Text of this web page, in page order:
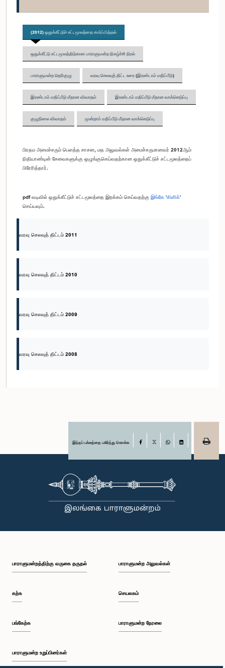
(2012) ஒதுக்கீட்டுச் சட்டமூலத்தை சமர்ப்பித்தல்
ஒதுக்கீட்டு சட்டமூலத்திற்கான பாராளுமன்ற நிகழ்ச்சி நிரல்
பாராளுமன்ற தெரிகுழு வரவு செலவுத் திட்ட உரை (இரண்டாம் மதிப்பீடு)
இரண்டாம் மதிப்பீடு மீதான விவாதம் இரண்டாம் மதிப்பீடு மீதான வாக்கெடுப்பு
குழுநிலை விவாதம் மூன்றாம் மதிப்பீடு மீதான வாக்கெடுப்பு
பிரதம அமைச்சரும் பெளத்த சாசன, மத அலுவல்கள் அமைச்சருமானவர் 2012ஆம்
நிதியாண்டின் சேவைகளுக்கு ஒழுங்குசெய்வதற்கான ஒதுக்கீட்டுச் சட்டமூலத்தைப்
பிரேரித்தார்.
pdf வடிவில் ஒதுக்கீட்டுச் சட்டமூலத்தை இறக்கம் செய்வதற்கு இங்கே 'கிளிக்'
செய்யவும்.
வரவு செலவுத் திட்டம் 2011
வரவு செலவுத் திட்டம் 2010
வரவு செலவுத் திட்டம் 2009
வரவு செலவுத் திட்டம் 2008
இந்தப் பக்கத்தை பகிர்ந்து கொள்க Facebook
பாராளுமன்றத்திற்கு வருகை தருதல்
கற்க
பங்கேற்க
பாராளுமன்ற உறுப்பினர்கள்
பாராளுமன்ற அலுவல்கள்
செயலகம்
பாராளுமன்ற நேரலை